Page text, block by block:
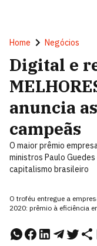
Home Negócios
Digital e
anuncia
campeãs
O maior prêmio
ministros Paulo
capitalismo brasileiro
O troféu entregue a
2020: prêmio à eficiência